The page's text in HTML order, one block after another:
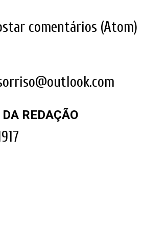
comentários (Atom)
REDAÇÃO